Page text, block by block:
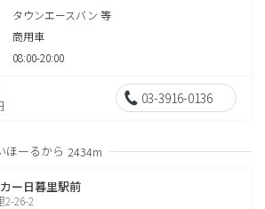
タウンエースバン 等
商用車
08:00-20:00
03-3916-0136
ーるから 2434m
ー日暮里駅前
2-26-2